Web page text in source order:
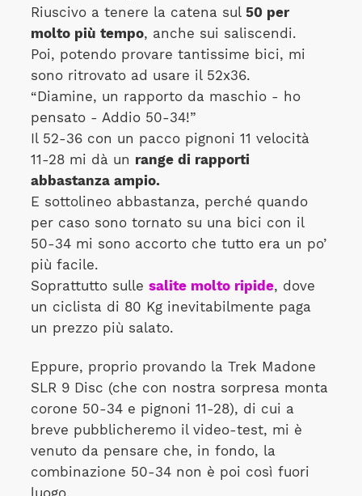
Riuscivo a tenere la catena sul 50 per
molto più tempo, anche sui saliscendi.
Poi, potendo provare tantissime bici, mi
sono ritrovato ad usare il 52x36.
“Diamine, un rapporto da maschio - ho
pensato - Addio 50-34!”
Il 52-36 con un pacco pignoni 11 velocità
11-28 mi dà un range di rapporti
abbastanza ampio.
E sottolineo abbastanza, perché quando
per caso sono tornato su una bici con il
50-34 mi sono accorto che tutto era un po’
più facile.
Soprattutto sulle salite molto ripide, dove
un ciclista di 80 Kg inevitabilmente paga
un prezzo più salato.
Eppure, proprio provando la Trek Madone
SLR 9 Disc (che con nostra sorpresa monta
corone 50-34 e pignoni 11-28), di cui a
breve pubblicheremo il video-test, mi è
venuto da pensare che, in fondo, la
combinazione 50-34 non è poi così fuori